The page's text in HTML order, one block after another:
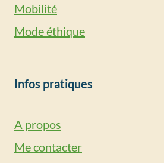
Mobilité
Mode éthique
Infos pratiques
A propos
Me contacter